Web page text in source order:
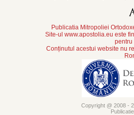
Publicatia Mitropoliei
Site-ul www.apostolia.eu este
pentru
Conținutul acestui website nu
Copyright @ 2008 -